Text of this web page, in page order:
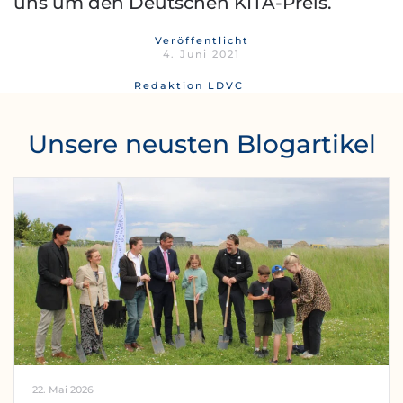
Veröffentlicht
4. Juni 2021
Redaktion LDVC
Unsere neusten Blogartikel
22. Mai 2026